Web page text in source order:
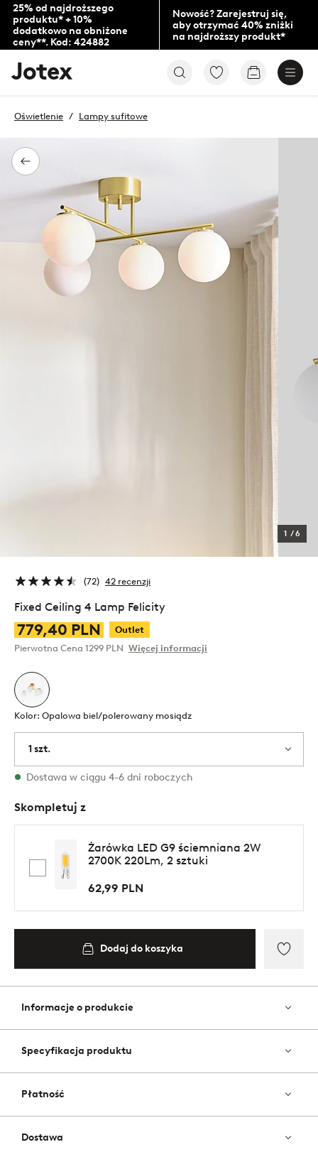
25% od najdroższego
produktu* + 10%
dodatkowo na obniżone
ceny**. Kod: 424882
Nowość? Zarejestruj się,
aby otrzymać 40% zniżki
na najdroższy produkt*
Logo
Jotex
na
stronę
PrzejdźPrzejdź
Powrót
Oświetlenie Lampy sufitowe
1 /6
72 42 recenzji
Fixed Ceiling 4 Lamp Felicity
779,40 PLN
Outlet
Pierwotna Cena 1299 PLN Więcej informacji
Kolor: Opalowa biel/polerowany mosiądz
1 szt.
W magazynie
Dostawa w ciągu 4-6 dni roboczych
Skompletuj z
Żarówka LED G9 ściemniana 2W
2700K 220Lm, 2 sztuki
62,99 PLN
Dodaj do koszyka
do
Informacje o produkcie
Specyfikacja produktu
Płatność
Dostawa